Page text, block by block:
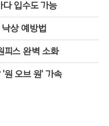
다 입수도 가능
상 예방법
피스 완벽 소화
원 오브 원' 가속